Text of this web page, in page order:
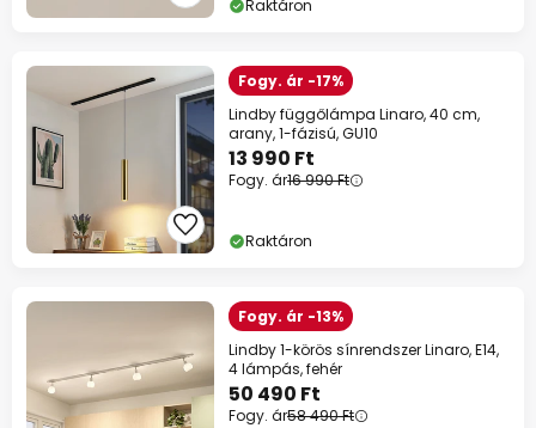
Raktáron
Fogy. ár -17%
Lindby függőlámpa Linaro, 40 cm,
arany, 1-fázisú, GU10
13 990 Ft
Fogy. ár16 990 Ft
Raktáron
Fogy. ár -13%
Lindby 1-körös sínrendszer Linaro, E14,
4 lámpás, fehér
50 490 Ft
Fogy. ár58 490 Ft